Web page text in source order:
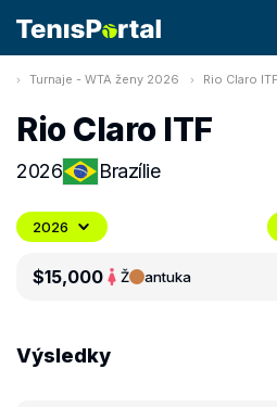
Turnaje - WTA ženy 2026 Rio Claro
Rio Claro ITF
2026 Brazílie
2026
$15,000 Ž antuka
Výsledky